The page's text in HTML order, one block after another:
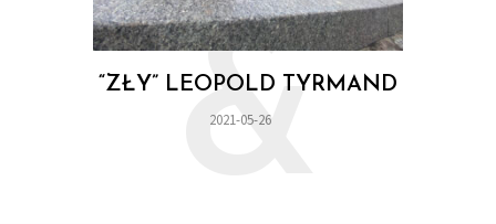
“ZŁY” LEOPOLD TYRMAND
2021-05-26
&